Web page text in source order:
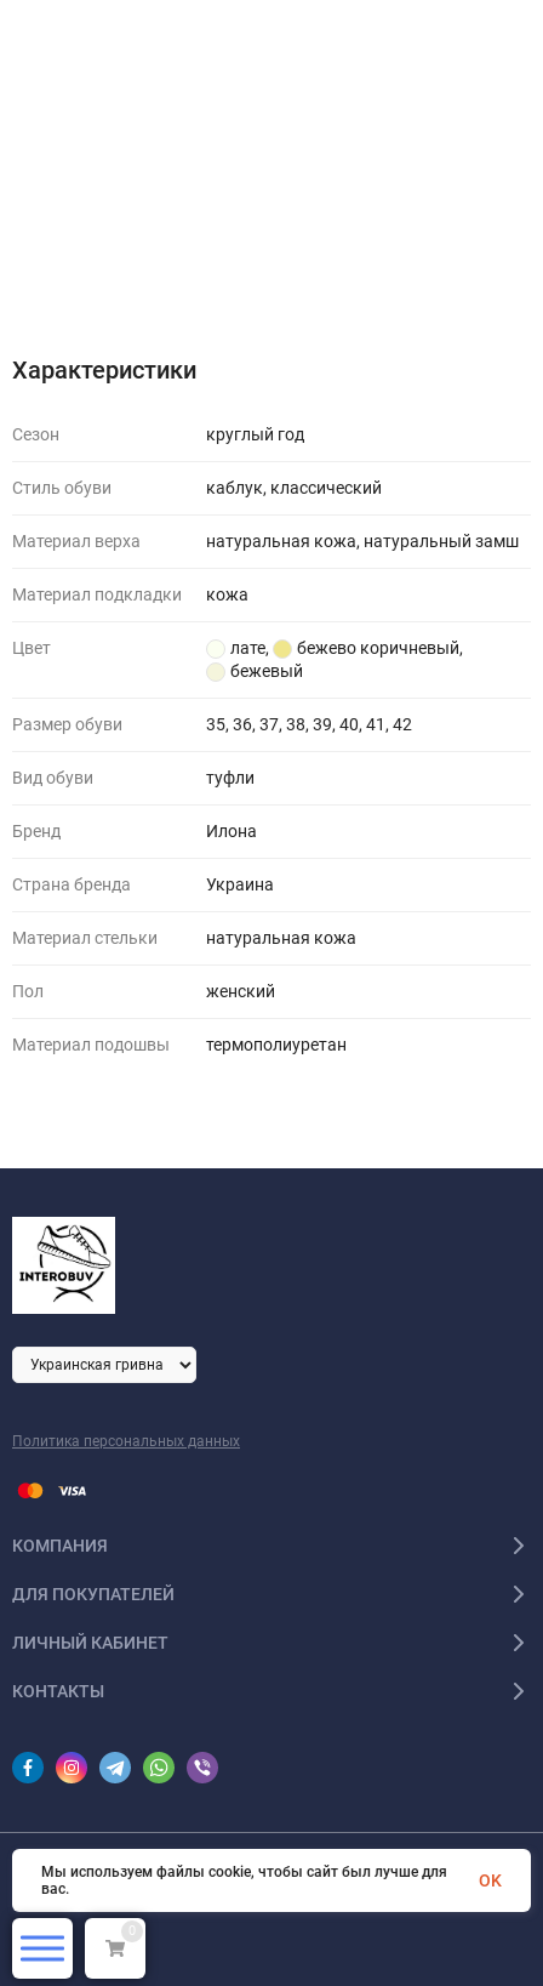
Характеристики
Сезон круглый год
Стиль обуви каблук, классический
Материал верха натуральная кожа, натуральный замш
Материал подкладки кожа
Цвет лате, бежево коричневый,
бежевый
Размер обуви 35, 36, 37, 38, 39, 40, 41, 42
Вид обуви туфли
Бренд Илона
Страна бренда Украина
Материал стельки натуральная кожа
Пол женский
Материал подошвы термополиуретан
Политика персональных данных
КОМПАНИЯ
ДЛЯ ПОКУПАТЕЛЕЙ
ЛИЧНЫЙ КАБИНЕТ
КОНТАКТЫ
© 2026 InSale. Все права защищены
0
Мы используем файлы cookie, чтобы сайт был лучше для
вас.
OK